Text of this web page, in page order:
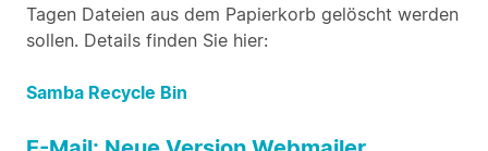
Tagen Dateien aus dem Papierkorb gelöscht werden
sollen. Details finden Sie hier:
Samba Recycle Bin